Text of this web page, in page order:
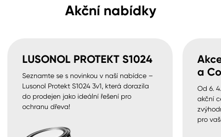
Akční nabídky
LUSONOL PROTEKT S1024
Seznamte se s novinkou v naší nabídce –
Lusonol Protekt S1024 3v1, která dorazila
do prodejen jako ideální řešení pro
ochranu dřeva!
a
Od 6.
akční
pro